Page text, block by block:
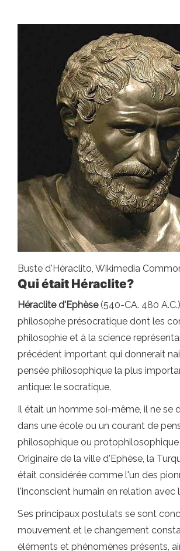
Buste d'Héraclito, Wikimedia
Qui était Héraclite?
Héraclite d'Ephèse(540-CA. 480
philosophe présocratique dont les
philosophie et à la science
précédent important qui donnerait
pensée philosophique la plus
antique: le socratique.
Il était un homme soi-même, il ne se
dans une école ou un courant de
philosophique ou protophilosophique
Originaire de la ville d'Ephèse, la
était considérée comme l'un des
l'inconscient humain en relation avec
Ses principaux postulats se sont
mouvement et le changement
éléments et phénomènes présents,